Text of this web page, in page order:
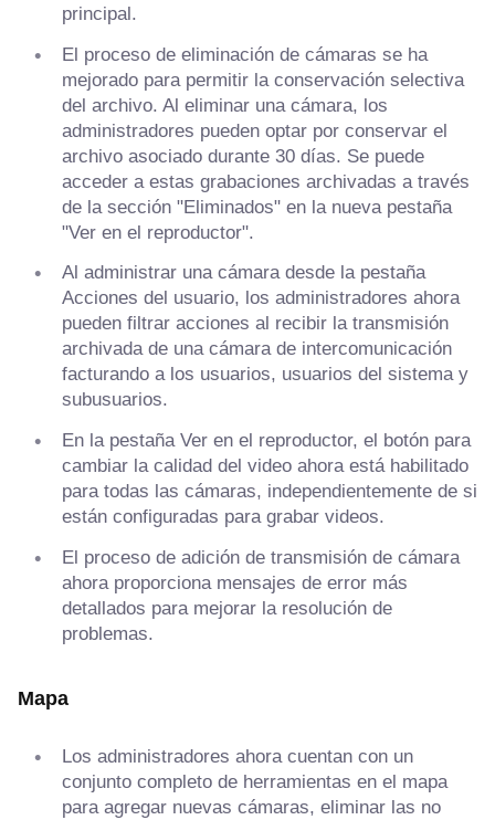
principal.
El proceso de eliminación de cámaras se ha
mejorado para permitir la conservación selectiva
del archivo. Al eliminar una cámara, los
administradores pueden optar por conservar el
archivo asociado durante 30 días. Se puede
acceder a estas grabaciones archivadas a través
de la sección "Eliminados" en la nueva pestaña
"Ver en el reproductor".
Al administrar una cámara desde la pestaña
Acciones del usuario, los administradores ahora
pueden filtrar acciones al recibir la transmisión
archivada de una cámara de intercomunicación
facturando a los usuarios, usuarios del sistema y
subusuarios.
En la pestaña Ver en el reproductor, el botón para
cambiar la calidad del video ahora está habilitado
para todas las cámaras, independientemente de si
están configuradas para grabar videos.
El proceso de adición de transmisión de cámara
ahora proporciona mensajes de error más
detallados para mejorar la resolución de
problemas.
Mapa
Los administradores ahora cuentan con un
conjunto completo de herramientas en el mapa
para agregar nuevas cámaras, eliminar las no